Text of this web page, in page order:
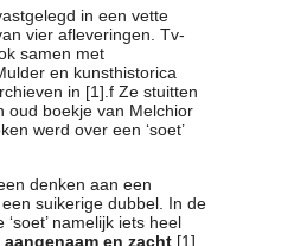
in een vette
vier afleveringen. Tv-
samen met
en kunsthistorica
in [1].f Ze stuitten
oud boekje van Melchior
werd over een ‘soet’
denken aan een
suikerige dubbel. In de
namelijk iets heel
en zacht [1].